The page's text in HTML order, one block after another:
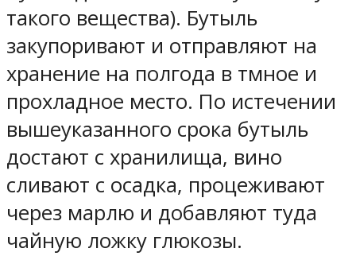
такого вещества). Бутыль
закупоривают и отправляют на
хранение на полгода в тмное и
прохладное место. По истечении
вышеуказанного срока бутыль
достают с хранилища, вино
сливают с осадка, процеживают
через марлю и добавляют туда
чайную ложку глюкозы.